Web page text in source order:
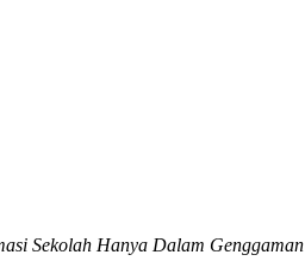
Sekolah Hanya Dalam Genggaman